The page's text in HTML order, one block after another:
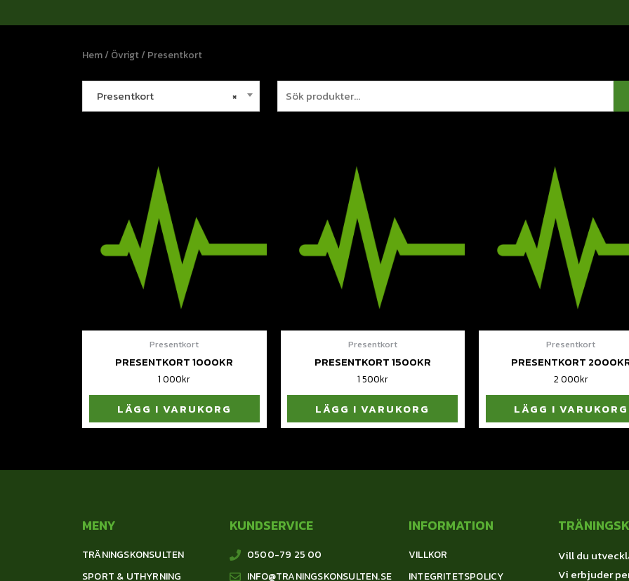
Hem/ Övrigt/ Presentkort
×
Presentkort
Presentkort
PRESENTKORT 1000KR
1 000kr
LÄGG I VARUKORG
Presentkort
PRESENTKORT 1500KR
1 500kr
LÄGG I VARUKORG
Presentkort
PRESENTKORT
2 000kr
LÄGG I VARUKORG
MENY
TRÄNINGSKONSULTEN
SPORT & UTHYRNING
KUNDSERVICE
0500-79 25 00
INFO@TRANINGSKONSULTEN.SE
INFORMATION
VILLKOR
INTEGRITETSPOLICY
Vill du
Vi erbjuder